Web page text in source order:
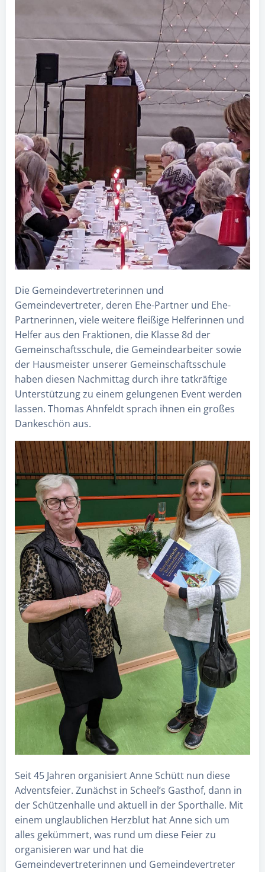
Die Gemeindevertreterinnen und
Gemeindevertreter, deren Ehe-Partner und Ehe-
Partnerinnen, viele weitere fleißige Helferinnen und
Helfer aus den Fraktionen, die Klasse 8d der
Gemeinschaftsschule, die Gemeindearbeiter sowie
der Hausmeister unserer Gemeinschaftsschule
haben diesen Nachmittag durch ihre tatkräftige
Unterstützung zu einem gelungenen Event werden
lassen. Thomas Ahnfeldt sprach ihnen ein großes
Dankeschön aus.
Seit 45 Jahren organisiert Anne Schütt nun diese
Adventsfeier. Zunächst in Scheel’s Gasthof, dann in
der Schützenhalle und aktuell in der Sporthalle. Mit
einem unglaublichen Herzblut hat Anne sich um
alles gekümmert, was rund um diese Feier zu
organisieren war und hat die
Gemeindevertreterinnen und Gemeindevertreter